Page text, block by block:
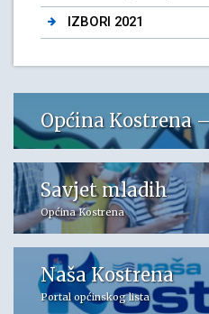
IZBORI 2021
Općina Kostrena
Savjet mladih
Općina Kostrena
Naša Kostrena
Portal općinskog lista